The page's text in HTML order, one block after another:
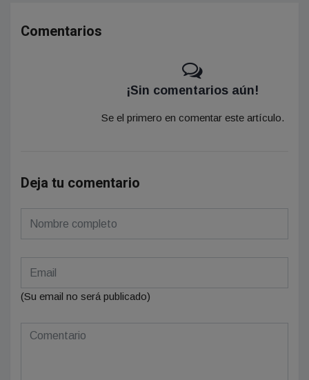
Comentarios
¡Sin comentarios aún!
Se el primero en comentar este artículo.
Deja tu comentario
(Su email no será publicado)